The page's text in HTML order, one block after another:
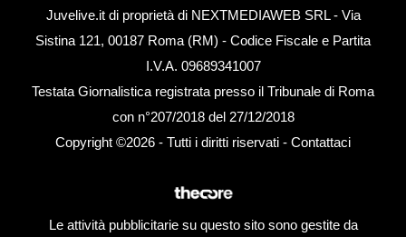
Juvelive.it di proprietà di NEXTMEDIAWEB SRL - Via
Sistina 121, 00187 Roma (RM) - Codice Fiscale e Partita
I.V.A. 09689341007
Testata Giornalistica registrata presso il Tribunale di Roma
con n°207/2018 del 27/12/2018
Copyright ©2026 - Tutti i diritti riservati - Contattaci
Le attività pubblicitarie su questo sito sono gestite da